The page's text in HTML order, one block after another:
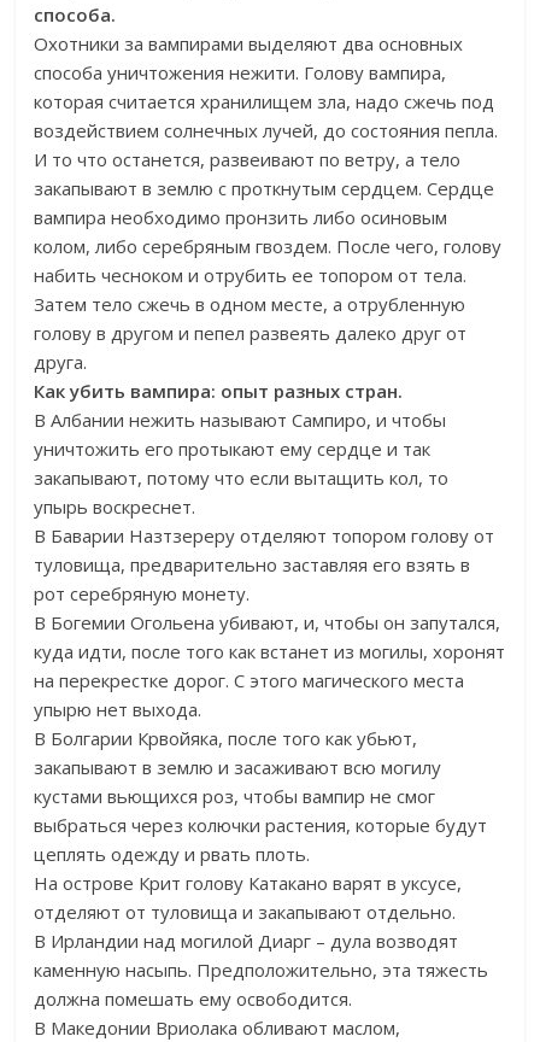
способа.
Охотники за вампирами выделяют два основных
способа уничтожения нежити. Голову вампира,
которая считается хранилищем зла, надо сжечь под
воздействием солнечных лучей, до состояния пепла.
И то что останется, развеивают по ветру, а тело
закапывают в землю с проткнутым сердцем. Сердце
вампира необходимо пронзить либо осиновым
колом, либо серебряным гвоздем. После чего, голову
набить чесноком и отрубить ее топором от тела.
Затем тело сжечь в одном месте, а отрубленную
голову в другом и пепел развеять далеко друг от
друга.
Как убить вампира: опыт разных стран.
В Албании нежить называют Сампиро, и чтобы
уничтожить его протыкают ему сердце и так
закапывают, потому что если вытащить кол, то
упырь воскреснет.
В Баварии Назтзереру отделяют топором голову от
туловища, предварительно заставляя его взять в
рот серебряную монету.
В Богемии Огольена убивают, и, чтобы он запутался,
куда идти, после того как встанет из могилы, хоронят
на перекрестке дорог. С этого магического места
упырю нет выхода.
В Болгарии Крвойяка, после того как убьют,
закапывают в землю и засаживают всю могилу
кустами вьющихся роз, чтобы вампир не смог
выбраться через колючки растения, которые будут
цеплять одежду и рвать плоть.
На острове Крит голову Катакано варят в уксусе,
отделяют от туловища и закапывают отдельно.
В Ирландии над могилой Диарг – дула возводят
каменную насыпь. Предположительно, эта тяжесть
должна помешать ему освободится.
В Македонии Вриолака обливают маслом,